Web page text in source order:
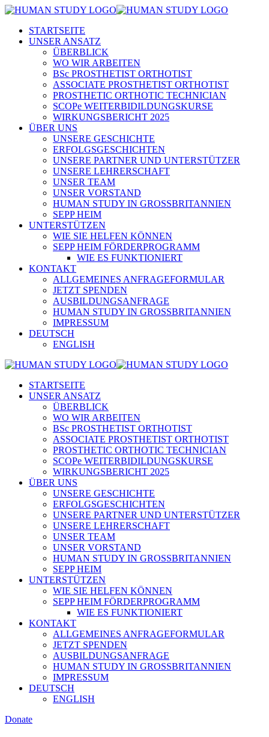
STARTSEITE
UNSER ANSATZ
ÜBERBLICK
WO WIR ARBEITEN
BSc PROSTHETIST ORTHOTIST
ASSOCIATE PROSTHETIST ORTHOTIST
PROSTHETIC ORTHOTIC TECHNICIAN
SCOPe WEITERBIDILDUNGSKURSE
WIRKUNGSBERICHT 2025
ÜBER UNS
UNSERE GESCHICHTE
ERFOLGSGESCHICHTEN
UNSERE PARTNER UND UNTERSTÜTZER
UNSERE LEHRERSCHAFT
UNSER TEAM
UNSER VORSTAND
HUMAN STUDY IN GROSSBRITANNIEN
SEPP HEIM
UNTERSTÜTZEN
WIE SIE HELFEN KÖNNEN
SEPP HEIM FÖRDERPROGRAMM
WIE ES FUNKTIONIERT
KONTAKT
ALLGEMEINES ANFRAGEFORMULAR
JETZT SPENDEN
AUSBILDUNGSANFRAGE
HUMAN STUDY IN GROSSBRITANNIEN
IMPRESSUM
DEUTSCH
ENGLISH
STARTSEITE
UNSER ANSATZ
ÜBERBLICK
WO WIR ARBEITEN
BSc PROSTHETIST ORTHOTIST
ASSOCIATE PROSTHETIST ORTHOTIST
PROSTHETIC ORTHOTIC TECHNICIAN
SCOPe WEITERBIDILDUNGSKURSE
WIRKUNGSBERICHT 2025
ÜBER UNS
UNSERE GESCHICHTE
ERFOLGSGESCHICHTEN
UNSERE PARTNER UND UNTERSTÜTZER
UNSERE LEHRERSCHAFT
UNSER TEAM
UNSER VORSTAND
HUMAN STUDY IN GROSSBRITANNIEN
SEPP HEIM
UNTERSTÜTZEN
WIE SIE HELFEN KÖNNEN
SEPP HEIM FÖRDERPROGRAMM
WIE ES FUNKTIONIERT
KONTAKT
ALLGEMEINES ANFRAGEFORMULAR
JETZT SPENDEN
AUSBILDUNGSANFRAGE
HUMAN STUDY IN GROSSBRITANNIEN
IMPRESSUM
DEUTSCH
ENGLISH
Donate